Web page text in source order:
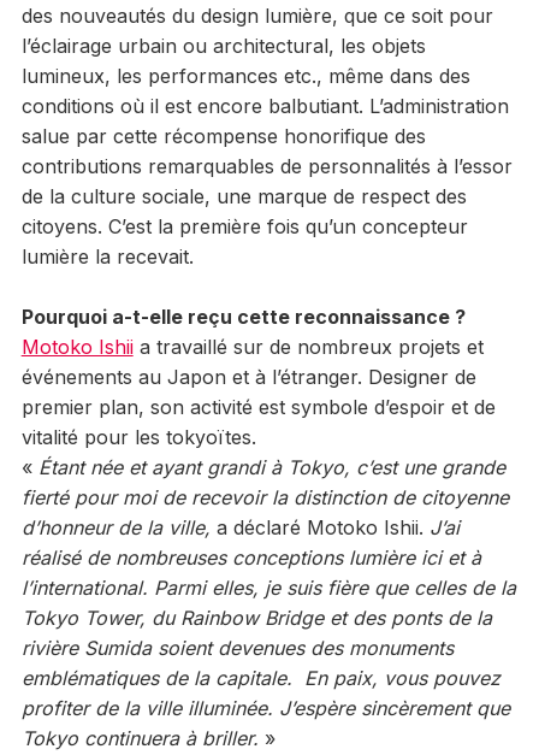
des nouveautés du design lumière, que ce soit pour
l’éclairage urbain ou architectural, les objets
lumineux, les performances etc., même dans des
conditions où il est encore balbutiant. L’administration
salue par cette récompense honorifique des
contributions remarquables de personnalités à l’essor
de la culture sociale, une marque de respect des
citoyens. C’est la première fois qu’un concepteur
lumière la recevait.
Pourquoi a-t-elle reçu cette reconnaissance ?
Motoko Ishiia travaillé sur de nombreux projets et
événements au Japon et à l’étranger. Designer de
premier plan, son activité est symbole d’espoir et de
vitalité pour les tokyoïtes.
« Étant née et ayant grandi à Tokyo, c’est une grande
fierté pour moi de recevoir la distinction de citoyenne
d’honneur de la ville, a déclaré Motoko Ishii. J’ai
réalisé de nombreuses conceptions lumière ici et à
l’international. Parmi elles, je suis fière que celles de la
Tokyo Tower, du Rainbow Bridge et des ponts de la
rivière Sumida soient devenues des monuments
emblématiques de la capitale. En paix, vous pouvez
profiter de la ville illuminée. J’espère sincèrement que
Tokyo continuera à briller. »